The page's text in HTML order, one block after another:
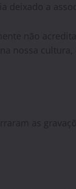
deixado a
não
nossa
as